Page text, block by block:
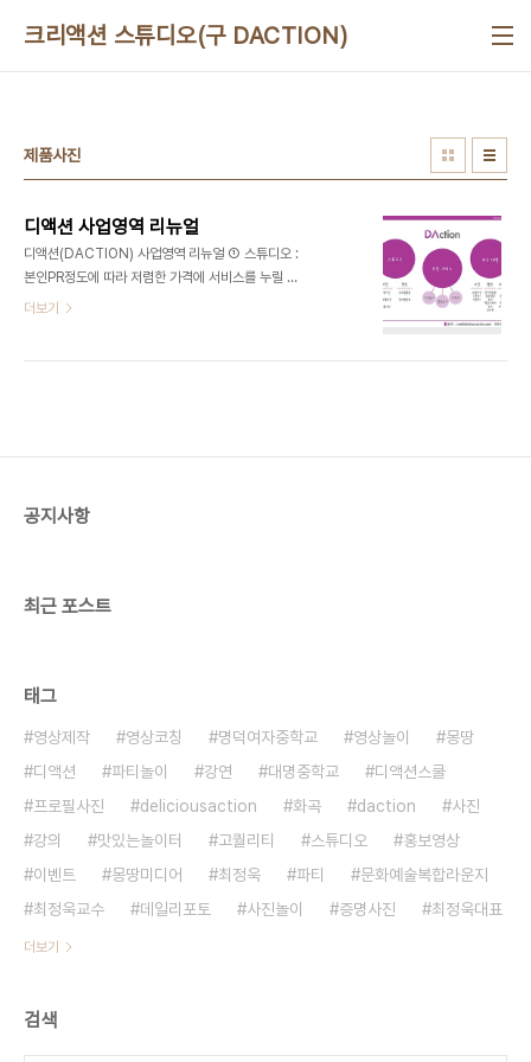
크리액션 스튜디오(구 DACTION)
제품사진
디액션 사업영역 리뉴얼
디액션(DACTION) 사업영역 리뉴얼 ① 스튜디오 :
본인PR정도에 따라 저렴한 가격에 서비스를 누릴 수
있다. 사진 - 증명사진, 프로필사진,제품사진 영상 -
더보기
공지사항
최근 포스트
태그
영상제작 영상코칭 명덕여자중학교 영상놀이
몽땅
디액션
파티놀이 강연 대명중학교
디액션스쿨
프로필사진
deliciousaction 화곡 daction
사진
강의
맛있는놀이터 고퀄리티 스튜디오
홍보영상
이벤트
몽땅미디어 최정욱 파티
문화예술복합라운지
최정욱교수
데일리포토 사진놀이 증명사진 최정욱대표
더보기
검색